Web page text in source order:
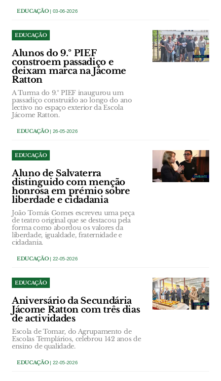
EDUCAÇÃO| 03-06-2026
EDUCAÇÃO
Alunos do 9.º PIEF
constroem passadiço e
deixam marca na Jácome
Ratton
A Turma do 9.º PIEF inaugurou um
passadiço construído ao longo do ano
lectivo no espaço exterior da Escola
Jácome Ratton.
EDUCAÇÃO| 26-05-2026
EDUCAÇÃO
Aluno de Salvaterra
distinguido com menção
honrosa em prémio sobre
liberdade e cidadania
João Tomás Gomes escreveu uma peça
de teatro original que se destacou pela
forma como abordou os valores da
liberdade, igualdade, fraternidade e
cidadania.
EDUCAÇÃO| 22-05-2026
EDUCAÇÃO
Aniversário da Secundária
Jácome Ratton com três dias
de actividades
Escola de Tomar, do Agrupamento de
Escolas Templários, celebrou 142 anos de
ensino de qualidade.
EDUCAÇÃO| 22-05-2026